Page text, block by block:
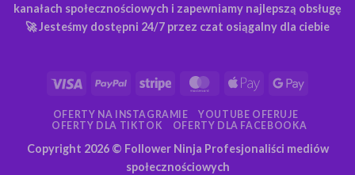
kanałach społecznościowych i zapewniamy najlepszą obsługę
🚀 Jesteśmy dostępni 24/7 przez czat osiągalny dla ciebie
Wiza PayPal Pasek MasterCard
Apple
Google
OFERTY NA INSTAGRAMIE
YOUTUBE OFERUJE
OFERTY DLA TIKTOK
OFERTY DLA FACEBOOKA
Copyright 2026 © Follower Ninja Profesjonaliści mediów
społecznościowych